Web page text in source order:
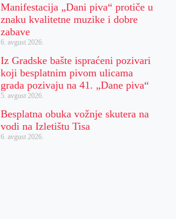
Manifestacija „Dani piva“ protiče u
znaku kvalitetne muzike i dobre
zabave
6. avgust 2026.
Iz Gradske bašte ispraćeni pozivari
koji besplatnim pivom ulicama
grada pozivaju na 41. „Dane piva“
5. avgust 2026.
Besplatna obuka vožnje skutera na
vodi na Izletištu Tisa
6. avgust 2026.